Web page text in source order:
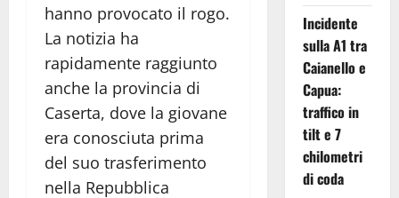
hanno provocato il rogo.
La notizia ha
rapidamente raggiunto
anche la provincia di
Caserta, dove la giovane
era conosciuta prima
del suo trasferimento
nella Repubblica
Incidente
sulla A1 tra
Caianello e
Capua:
traffico in
tilt e 7
chilometri
di coda